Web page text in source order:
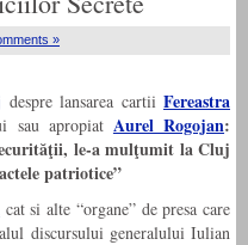
»
despre lansarea cartii Fereastra
sau apropiat Aurel Rogojan:
le-a mulţumit la Cluj
patriotice”
cat si alte “organe” de presa care
discursului generalului Iulian